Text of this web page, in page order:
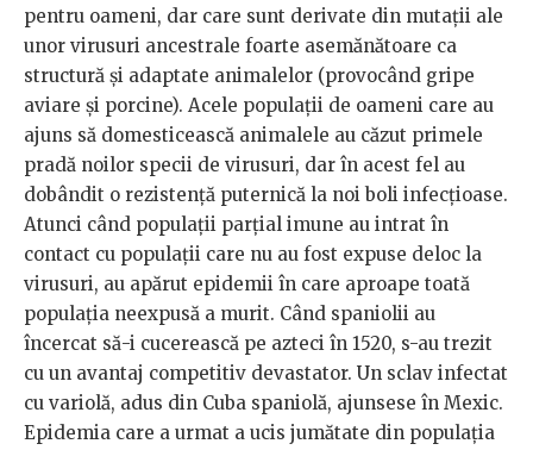
pentru oameni, dar care sunt derivate din mutații ale
unor virusuri ancestrale foarte asemănătoare ca
structură și adaptate animalelor (provocând gripe
aviare și porcine). Acele populații de oameni care au
ajuns să domesticească animalele au căzut primele
pradă noilor specii de virusuri, dar în acest fel au
dobândit o rezistență puternică la noi boli infecțioase.
Atunci când populații parțial imune au intrat în
contact cu populații care nu au fost expuse deloc la
virusuri, au apărut epidemii în care aproape toată
populația neexpusă a murit. Când spaniolii au
încercat să-i cucerească pe azteci în 1520, s-au trezit
cu un avantaj competitiv devastator. Un sclav infectat
cu variolă, adus din Cuba spaniolă, ajunsese în Mexic.
Epidemia care a urmat a ucis jumătate din populația